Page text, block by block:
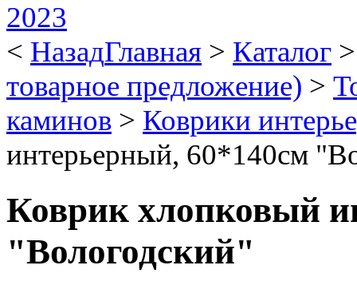
< НазадГлавная > Каталог
товарное предложение) >
каминов > Коврики
интерьерный, 60*140см
Коврик хлопковый
"Вологодский"